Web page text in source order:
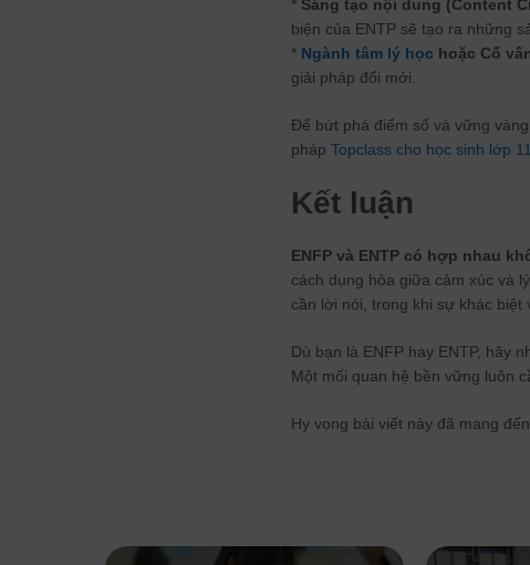
* Sáng tạo nội dung (Content
biện của ENTP sẽ tạo ra những
* Ngành tâm lý học hoặc Cố
giải pháp đổi mới.
Để bứt phá điểm số và vững
phápTopclass cho học sinh lớp 11
Kết luận
ENFP và ENTP có hợp nhau
cách dung hòa giữa cảm xúc và
cần lời nói, trong khi sự khác biệt
Dù bạn là ENFP hay ENTP, hãy
Một mối quan hệ bền vững luôn
Hy vọng bài viết này đã mang